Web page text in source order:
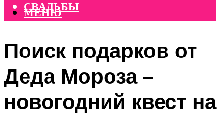
СВАДЬБЫ
МЕНЮ
Поиск подарков от
Деда Мороза –
новогодний квест на